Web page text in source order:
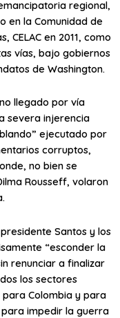
regional,
en la Comunidad de
CELAC en 2011, como
vías, bajo gobiernos
de Washington.
llegado por vía
severa injerencia
ejecutado por
corruptos,
no bien se
Rousseff, volaron
Santos y los
“esconder la
renunciar a finalizar
los sectores
Colombia y para
impedir la guerra